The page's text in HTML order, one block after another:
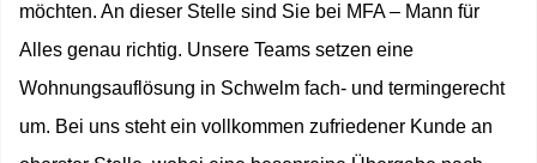
möchten. An dieser Stelle sind Sie bei MFA – Mann für
Alles genau richtig. Unsere Teams setzen eine
Wohnungsauflösung in Schwelm fach- und termingerecht
um. Bei uns steht ein vollkommen zufriedener Kunde an